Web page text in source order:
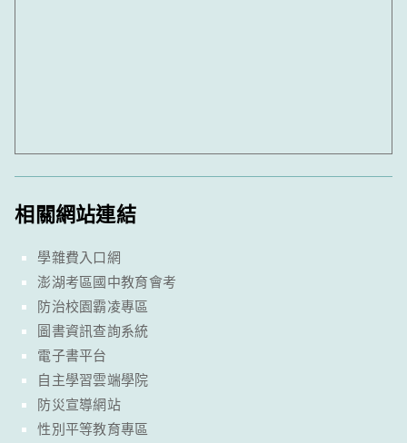
相關網站連結
學雜費入口網
澎湖考區國中教育會考
防治校園霸凌專區
圖書資訊查詢系統
電子書平台
自主學習雲端學院
防災宣導網站
性別平等教育專區